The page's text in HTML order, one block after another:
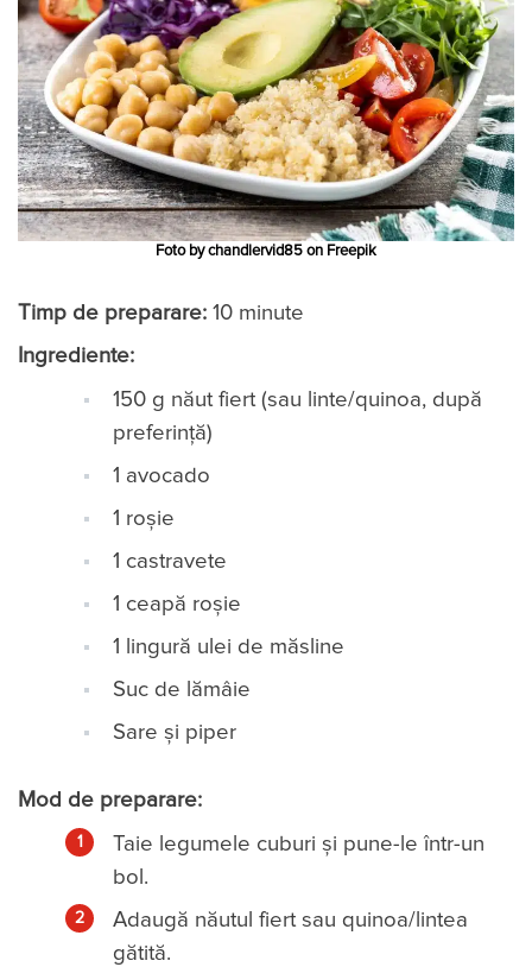
Foto by chandlervid85 on Freepik
Timp de preparare: 10 minute
Ingrediente:
150 g năut fiert (sau linte/quinoa, după
preferință)
1 avocado
1 roșie
1 castravete
1 ceapă roșie
1 lingură ulei de măsline
Suc de lămâie
Sare și piper
Mod de preparare:
Taie legumele cuburi și pune-le într-un
bol.
Adaugă năutul fiert sau quinoa/lintea
gătită.